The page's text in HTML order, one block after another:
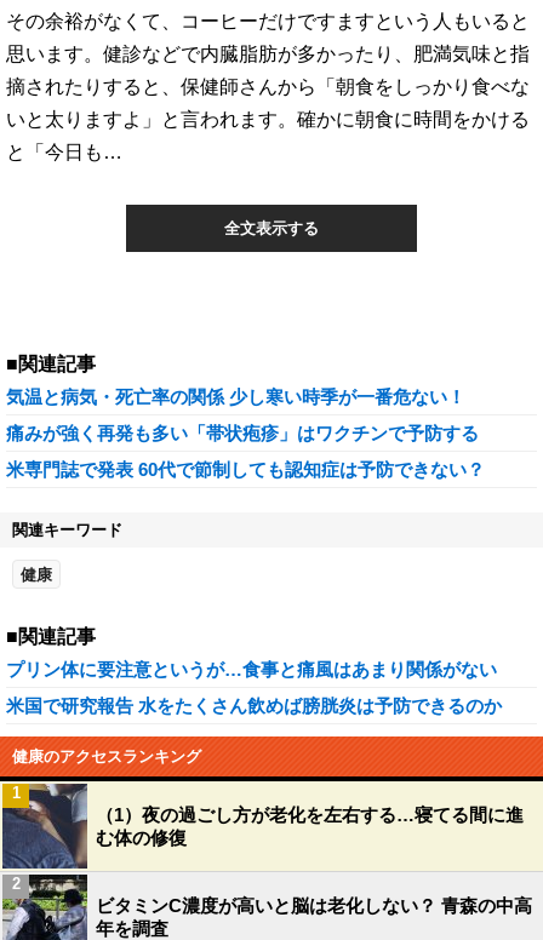
その余裕がなくて、コーヒーだけですますという人もいると
思います。健診などで内臓脂肪が多かったり、肥満気味と指
摘されたりすると、保健師さんから「朝食をしっかり食べな
いと太りますよ」と言われます。確かに朝食に時間をかける
と「今日も…
全文表示する
■関連記事
気温と病気・死亡率の関係 少し寒い時季が一番危ない！
痛みが強く再発も多い「帯状疱疹」はワクチンで予防する
米専門誌で発表 60代で節制しても認知症は予防できない？
関連キーワード
健康
■関連記事
プリン体に要注意というが…食事と痛風はあまり関係がない
米国で研究報告 水をたくさん飲めば膀胱炎は予防できるのか
健康のアクセスランキング
（1）夜の過ごし方が老化を左右する…寝てる間に進
む体の修復
1
ビタミンC濃度が高いと脳は老化しない？ 青森の中高
年を調査
2